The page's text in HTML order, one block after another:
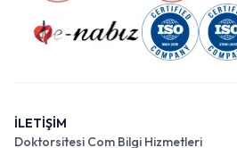
İLETİŞİM
Doktorsitesi Com Bilgi Hizmetleri